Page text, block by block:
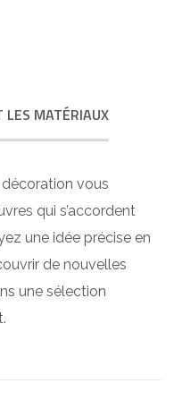
LES MATÉRIAUX
décoration vous
qui s’accordent
une idée précise en
de nouvelles
une sélection